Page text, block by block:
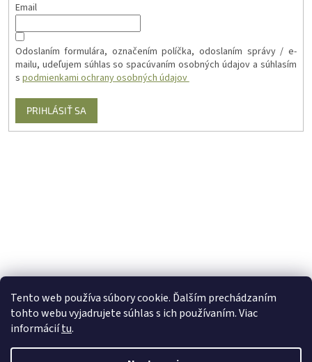
Tento web používa súbory cookie. Ďalším prechádzaním
tohto webu vyjadrujete súhlas s ich používaním. Viac
informáciítu.
Email
Odoslaním formulára, označením políčka, odoslaním správy / e-
mailu, udeľujem súhlas so spacúvaním osobných údajov a súhlasím
s podmienkami ochrany osobných údajov
PRIHLÁSIŤ SA